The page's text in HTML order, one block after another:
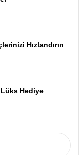
Hızlandırın
Hediye